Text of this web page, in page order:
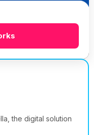
the digital solution